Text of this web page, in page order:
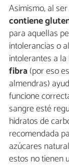
Asimismo, al
contiene
para aquellas
intolerancias o
intolerantes a
fibra(por eso
almendras)
funcione
sangre esté
hidratos de
recomendada
azúcares
estos no tienen